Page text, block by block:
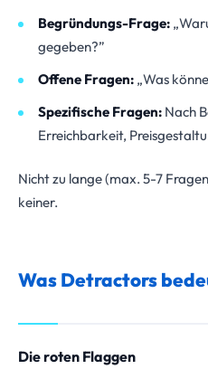
Begründungs-Frage:
gegeben?”
Offene Fragen: „Was
Spezifische Fragen: Nach
Erreichbarkeit,
Nicht zu lange (max. 5-7
keiner.
Was Detractors
Die roten Flaggen